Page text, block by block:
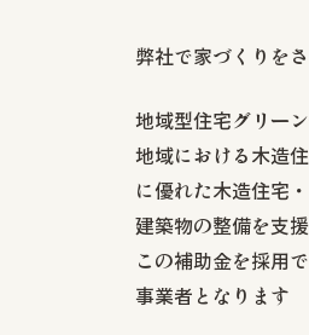
弊社で家づくりを
地域型住宅グリー
地域における木造
に優れた木造住宅・
建築物の整備を支
この補助金を採用
事業者となります